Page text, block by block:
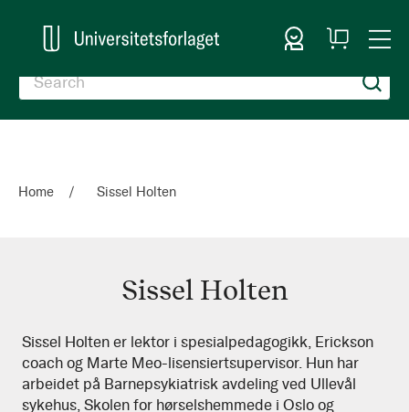
Sign In
My
Cart
Home Sissel Holten
Sissel Holten
Sissel
Holten
Sissel Holten er lektor i spesialpedagogikk, Erickson
coach og Marte Meo-lisensiertsupervisor. Hun har
arbeidet på Barnepsykiatrisk avdeling ved Ullevål
sykehus, Skolen for hørselshemmede i Oslo og